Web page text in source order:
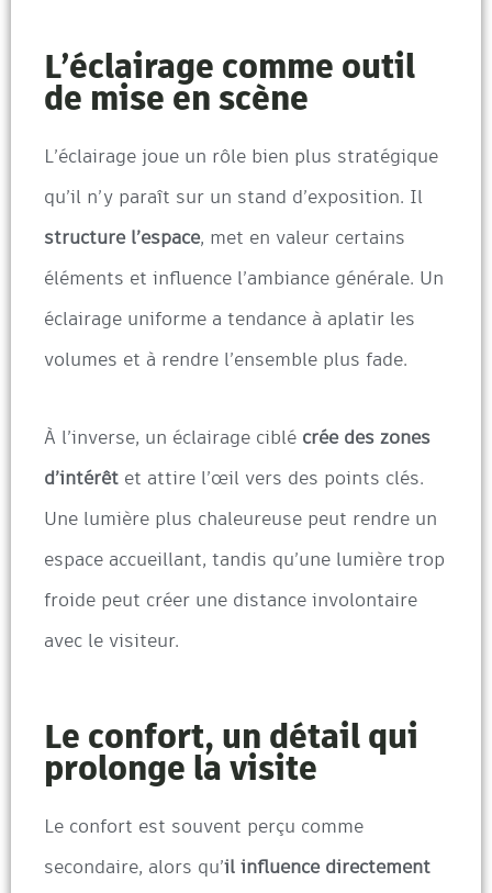
L’éclairage comme outil
de mise en scène
L’éclairage joue un rôle bien plus stratégique
qu’il n’y paraît sur un stand d’exposition. Il
structure l’espace, met en valeur certains
éléments et influence l’ambiance générale. Un
éclairage uniforme a tendance à aplatir les
volumes et à rendre l’ensemble plus fade.
À l’inverse, un éclairage ciblé crée des zones
d’intérêt et attire l’œil vers des points clés.
Une lumière plus chaleureuse peut rendre un
espace accueillant, tandis qu’une lumière trop
froide peut créer une distance involontaire
avec le visiteur.
Le confort, un détail qui
prolonge la visite
Le confort est souvent perçu comme
secondaire, alors qu’il influence directement